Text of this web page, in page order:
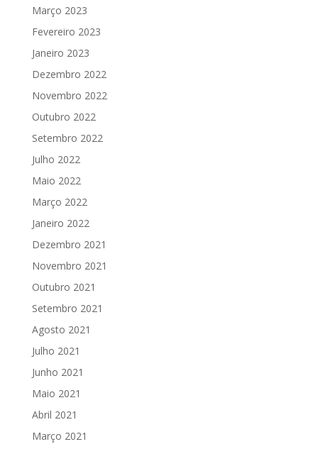
Março 2023
Fevereiro 2023
Janeiro 2023
Dezembro 2022
Novembro 2022
Outubro 2022
Setembro 2022
Julho 2022
Maio 2022
Março 2022
Janeiro 2022
Dezembro 2021
Novembro 2021
Outubro 2021
Setembro 2021
Agosto 2021
Julho 2021
Junho 2021
Maio 2021
Abril 2021
Março 2021